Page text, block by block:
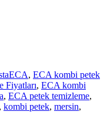
ECA, ECA kombi petek
Fiyatları, ECA kombi
, ECA petek temizleme,
, kombi petek, mersin,